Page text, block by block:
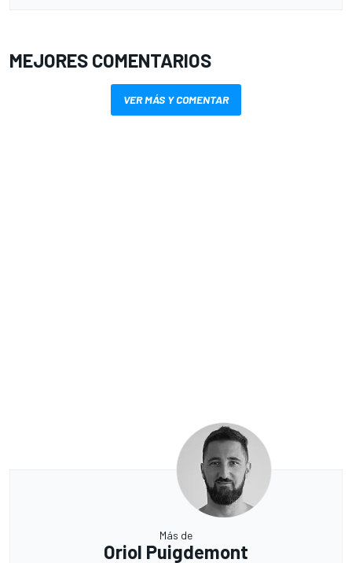
MEJORES COMENTARIOS
VER MÁS Y COMENTAR
Más de
Oriol Puigdemont